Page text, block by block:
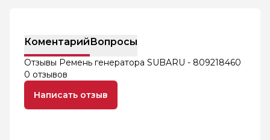
КоментарийВопросы
Отзывы Ремень генератора SUBARU - 809218460
0 отзывов
Написать отзыв